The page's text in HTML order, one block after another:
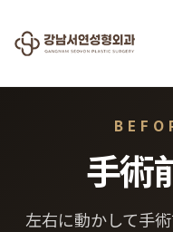
手術
左右に動かして手